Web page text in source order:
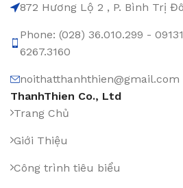
872 Hương Lộ 2 , P. Bình Trị
Phone: (028) 36.010.299 -
6267.3160
noithatthanhthien@gmail.com
ThanhThien Co., Ltd
Trang Chủ
Giới Thiệu
Công trình tiêu biểu